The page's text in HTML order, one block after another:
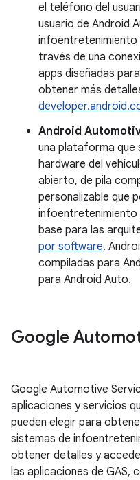
el teléfono del
usuario de Android
infoentretenimiento
través de una
apps diseñadas
obtener más
Android
una plataforma que
hardware del
abierto, de pila
personalizable que
infoentretenimiento
base para las
por software.
compiladas para
para Android Auto.
Google
Google Automotive
aplicaciones y servicios
pueden elegir para
sistemas de
obtener detalles y
las aplicaciones de GAS,